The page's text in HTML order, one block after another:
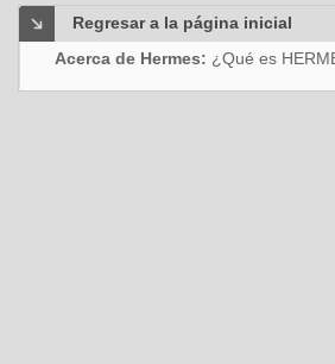
Regresar a la página inicial
Acerca de Hermes: ¿Qué es